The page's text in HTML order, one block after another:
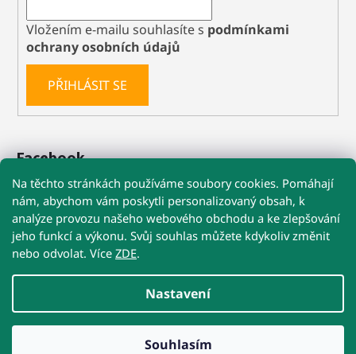
Na těchto stránkách používáme soubory cookies. Pomáhají
nám, abychom vám poskytli personalizovaný obsah, k
analýze provozu našeho webového obchodu a ke zlepšování
jeho funkcí a výkonu. Svůj souhlas můžete kdykoliv změnit
nebo odvolat. Více ZDE.
Nastavení
Souhlasím
🚚 Při nákupu nad 1 199 Kč máte dopravu
ZDARMA
☀️ POZOR NA VYSOKÉ TEPLOTY!
U Precizních MIKROBŮ a Re-Biomu doporučujeme
Vložením e-mailu souhlasíte s podmínkami
ochrany osobních údajů
PŘIHLÁSIT SE
Facebook
Obchodní podmínky Reklamace Kontakty
Vytvořil Shoptet
VetysZoo.cz